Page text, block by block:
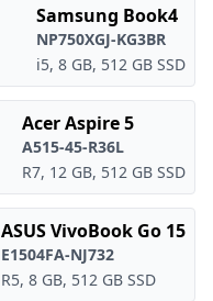
Samsung Book4
NP750XGJ-KG3BR
i5, 8 GB, 512 GB SSD
Acer Aspire 5
A515-45-R36L
R7, 12 GB, 512 GB SSD
ASUS VivoBook Go 15
E1504FA-NJ732
R5, 8 GB, 512 GB SSD